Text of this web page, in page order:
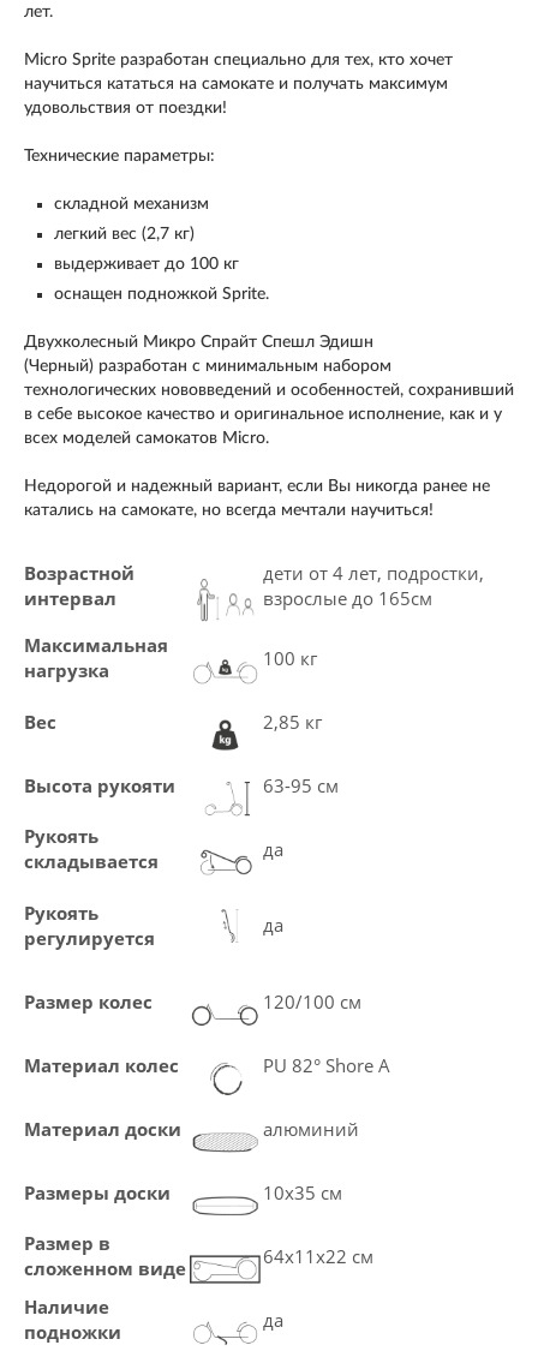
лет.
Micro Sprite разработан специально для тех, кто хочет
научиться кататься на самокате и получать максимум
удовольствия от поездки!
Технические параметры:
складной механизм
легкий вес (2,7 кг)
выдерживает до 100 кг
оснащен подножкой Sprite.
Двухколесный Микро Спрайт Спешл Эдишн
(Черный) разработан с минимальным набором
технологических нововведений и особенностей, сохранивший
в себе высокое качество и оригинальное исполнение, как и у
всех моделей самокатов Мicro.
Недорогой и надежный вариант, если Вы никогда ранее не
катались на самокате, но всегда мечтали научиться!
Возрастной
интервал
дети от 4 лет, подростки,
взрослые до 165см
Максимальная
нагрузка
100 кг
Вес 2,85 кг
Высота рукояти 63-95 см
Рукоять
складывается
да
Рукоять
регулируется
да
Размер колес 120/100 см
Материал колес PU 82° Shore A
Материал доски алюминий
Размеры доски 10х35 см
Размер в
сложенном виде
64x11x22 см
Наличие
подножки
да